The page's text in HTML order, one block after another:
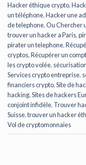
Hacker éthique crypto,
un téléphone,Hacker une
de telephone,Ou Chercher
trouver un hacker a Paris,
pirater un telephone,
cryptos,Récupérer un
les crypto volée,
Services crypto entreprise,
financiers crypto,Site de
hacking,Sites de hackers
conjoint infidèle, Trouver
Suisse,trouver un hacker
Vol de cryptomonnaies